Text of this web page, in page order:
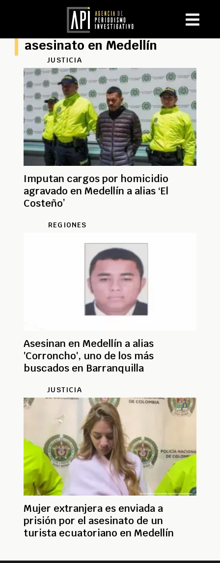
asesinato en Medellín
JUSTICIA
Imputan cargos por homicidio
agravado en Medellín a alias ‘El
Costeño’
REGIONES
Asesinan en Medellín a alias
'Corroncho', uno de los más
buscados en Barranquilla
JUSTICIA
Mujer extranjera es enviada a
prisión por el asesinato de un
turista ecuatoriano en Medellín